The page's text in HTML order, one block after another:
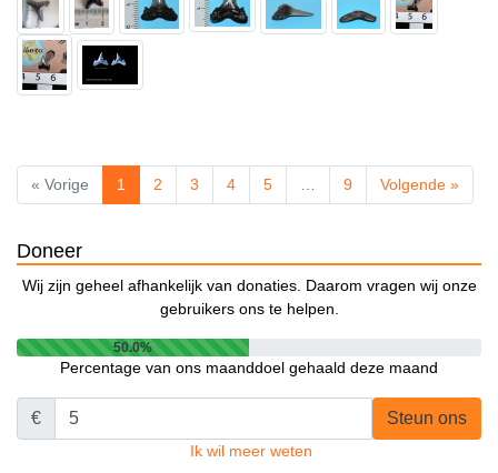
« Vorige 1 2 3 4 5 … 9 Volgende »
Doneer
Wij zijn geheel afhankelijk van donaties. Daarom vragen wij onze
gebruikers ons te helpen.
50.0%
Percentage van ons maanddoel gehaald deze maand
€ Steun ons
Ik wil meer weten